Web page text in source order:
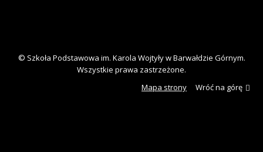
© Szkoła Podstawowa im. Karola Wojtyły w Barwałdzie Górnym.
Wszystkie prawa zastrzeżone.
Mapa strony
Wróć na górę